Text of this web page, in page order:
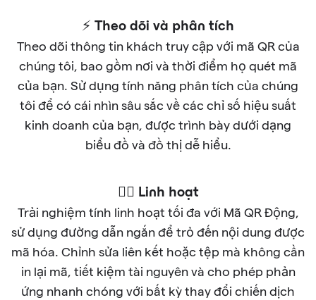
⚡ Theo dõi và phân tích
Theo dõi thông tin khách truy cập với mã QR của
chúng tôi, bao gồm nơi và thời điểm họ quét mã
của bạn. Sử dụng tính năng phân tích của chúng
tôi để có cái nhìn sâu sắc về các chỉ số hiệu suất
kinh doanh của bạn, được trình bày dưới dạng
biểu đồ và đồ thị dễ hiểu.
🐱‍🏍 Linh hoạt
Trải nghiệm tính linh hoạt tối đa với Mã QR Động,
sử dụng đường dẫn ngắn để trỏ đến nội dung được
mã hóa. Chỉnh sửa liên kết hoặc tệp mà không cần
in lại mã, tiết kiệm tài nguyên và cho phép phản
ứng nhanh chóng với bất kỳ thay đổi chiến dịch